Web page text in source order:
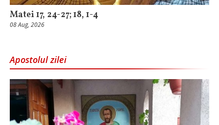
Matei 17, 24-27; 18, 1-4
08 Aug, 2026
Apostolul zilei